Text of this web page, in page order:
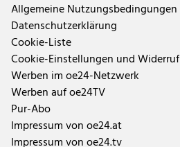
Allgemeine Nutzungsbedingungen
Datenschutzerklärung
Cookie-Liste
Cookie-Einstellungen und Widerruf
Werben im oe24-Netzwerk
Werben auf oe24TV
Pur-Abo
Impressum von oe24.at
Impressum von oe24.tv